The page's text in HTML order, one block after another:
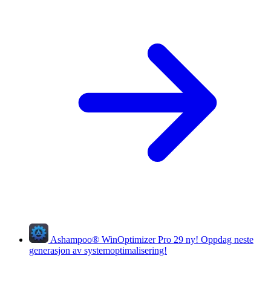
Ashampoo® WinOptimizer Pro 29 ny! Oppdag neste
generasjon av systemoptimalisering!